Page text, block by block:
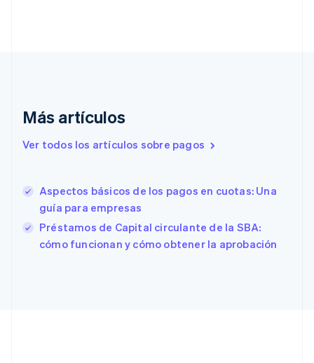
Más artículos
Ver todos los artículos sobre pagos
Aspectos básicos de los pagos en cuotas: Una
guía para empresas
Préstamos de Capital circulante de la SBA:
cómo funcionan y cómo obtener la aprobación
EnglishItaliano
España
Español English
English
Finlandia
EnglishSvenska
Francia